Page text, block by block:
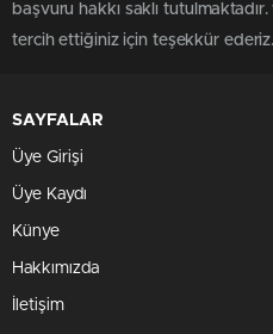
başvuru hakkı saklı
tercih ettiğiniz için teşekkür ederiz.
SAYFALAR
Üye Girişi
Üye Kaydı
Künye
Hakkımızda
İletişim